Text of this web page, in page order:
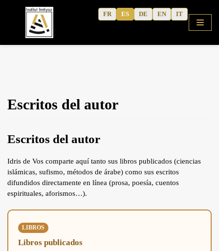
Saltar
contenido
Tienda
Árabe coránico
Árabe moderno
Cuadernos de actividades
Escritos del autor
Contenidos culturales
Blog
Contacto
Escritos del autor
Escritos del autor
Idris de Vos comparte aquí tanto sus libros publicados (ciencias
islámicas, sufismo, métodos de árabe) como sus escritos
difundidos directamente en línea (prosa, poesía, cuentos
espirituales, aforismos…).
LIBROS
Libros publicados
FR ES DE EN IT